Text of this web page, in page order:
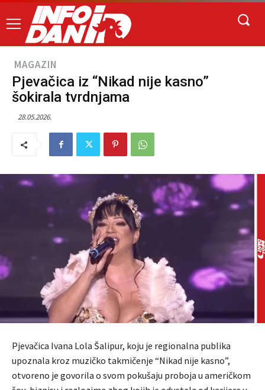
MAGAZIN
Pjevačica iz “Nikad nije kasno”
šokirala tvrdnjama
28.05.2026.
Pjevačica Ivana Lola Šalipur, koju je regionalna publika
upoznala kroz muzičko takmičenje “Nikad nije kasno”,
otvoreno je govorila o svom pokušaju proboja u američkom